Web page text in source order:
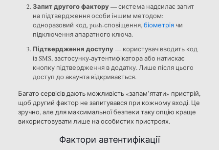
Запит другого фактору— система надсилає запит
на підтвердження особи іншим методом:
одноразовий код, push-сповіщення,біометріячи
підключення апаратного ключа.
Підтвердження доступу— користувач вводить код
із SMS, застосунку-аутентифікатора або натискає
кнопку підтвердження в додатку. Лише після цього
доступ до акаунта відкривається.
Багато сервісів дають можливість «запам’ятати» пристрій,
щоб другий фактор не запитувався при кожному вході. Це
зручно, але для максимальної безпеки таку опцію краще
використовувати лише на особистих пристроях.
Фактори автентифікації